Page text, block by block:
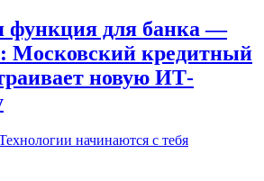
функция для банка —
Московский кредитный
новую ИТ-